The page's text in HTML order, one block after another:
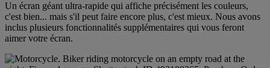
Un écran géant ultra-rapide qui affiche précisément les couleurs,
c'est bien... mais s'il peut faire encore plus, c'est mieux. Nous avons
inclus plusieurs fonctionnalités supplémentaires qui vous feront
aimer votre écran.